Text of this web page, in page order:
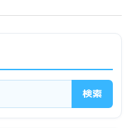
検索